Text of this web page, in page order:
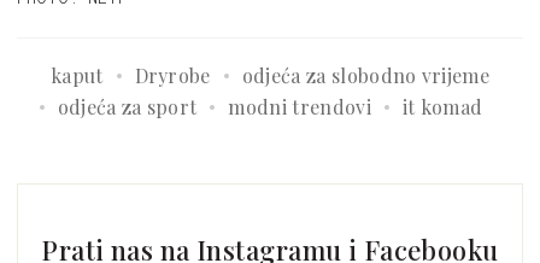
kaput Dryrobe
odjeća za slobodno vrijeme
odjeća za sport
modni trendovi it komad
Prati nas na Instagramu i Facebooku